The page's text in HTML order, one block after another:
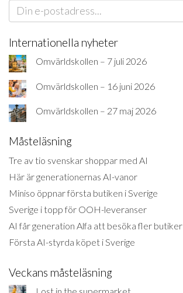
Internationella nyheter
Omvärldskollen – 7 juli 2026
Omvärldskollen – 16 juni 2026
Omvärldskollen – 27 maj 2026
Måsteläsning
Tre av tio svenskar shoppar med AI
Här är generationernas AI-vanor
Miniso öppnar första butiken i Sverige
Sverige i topp för OOH-leveranser
AI får generation Alfa att besöka fler butiker
Första AI-styrda köpet i Sverige
Veckans måsteläsning